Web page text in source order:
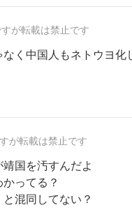
が転載は禁止です
く中国人もネトウヨ化
が転載は禁止です
国を汚すんだよ
ってる？
と混同してない？